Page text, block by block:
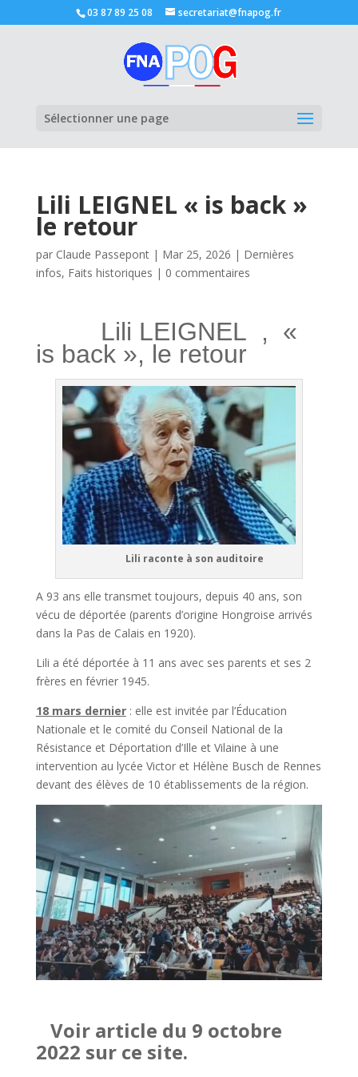
03 87 89 25 08 secretariat@fnapog.fr
Sélectionner une page
Lili LEIGNEL « is back »
le retour
par Claude Passepont| Mar 25, 2026 | Dernières
infos, Faits historiques | 0 commentaires
Lili LEIGNEL , «
is back », le retour
Lili raconte à son auditoire
A 93 ans elle transmet toujours, depuis 40 ans, son
vécu de déportée (parents d’origine Hongroise arrivés
dans la Pas de Calais en 1920).
Lili a été déportée à 11 ans avec ses parents et ses 2
frères en février 1945.
18 mars dernier: elle est invitée par l’Éducation
Nationale et le comité du Conseil National de la
Résistance et Déportation d’Ille et Vilaine à une
intervention au lycée Victor et Hélène Busch de Rennes
devant des élèves de 10 établissements de la région.
Voir article du 9 octobre
2022 sur ce site.